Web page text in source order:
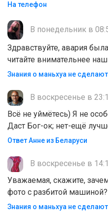
На телефон
В понедельник в
Здравствуйте, авария
читайте внимательнее
Знания о маньхуа не
В воскресенье в
Всё не уймётесь) Я не
Даст Бог-ок; нет-ещё
Ответ Анне из Беларуси
В воскресенье в
Уважаемая, скажите,
фото с разбитой
Знания о маньхуа не